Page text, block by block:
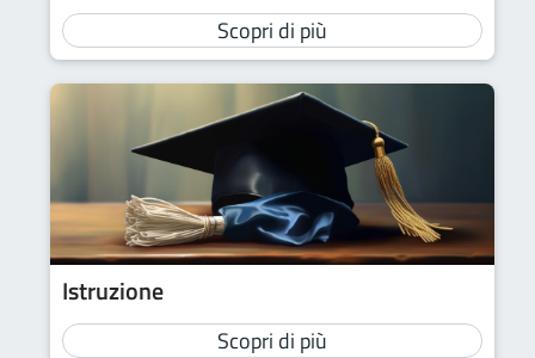
Scopri di più
Istruzione
Scopri di più